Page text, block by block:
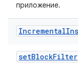
приложение.
Incremental
setBlockFilter